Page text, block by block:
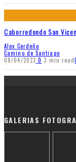
Caborredondo San
Alex Cerdeño
Camino de Santiago
08/04/2022 0 3 min read
GALERIAS